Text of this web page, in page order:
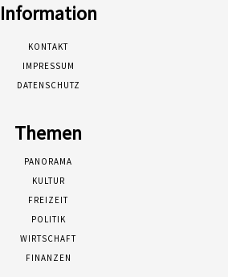
Information
KONTAKT
IMPRESSUM
DATENSCHUTZ
Themen
PANORAMA
KULTUR
FREIZEIT
POLITIK
WIRTSCHAFT
FINANZEN